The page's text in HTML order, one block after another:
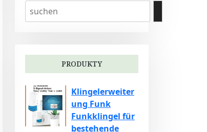
PRODUKTY
Klingelerweiter
ung Funk
Funkklingel für
bestehende